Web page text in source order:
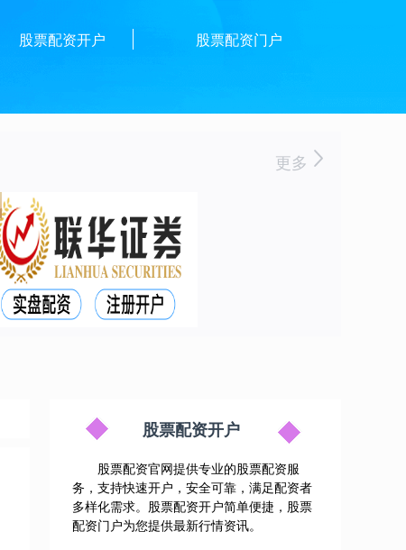
股票配资开户 股票配资门户
更多
股票配资开户
股票配资官网提供专业的股票配资服
务，支持快速开户，安全可靠，满足配资者
多样化需求。股票配资开户简单便捷，股票
配资门户为您提供最新行情资讯。